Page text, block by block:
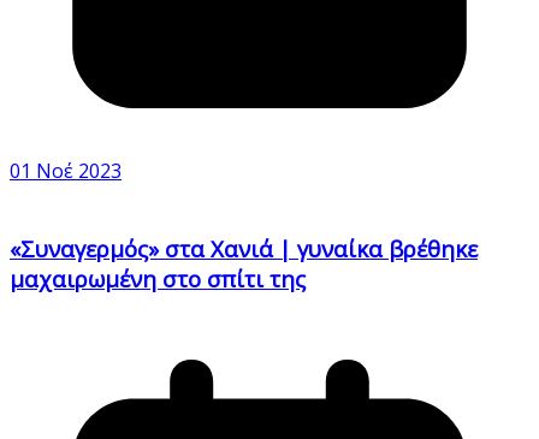
01 Νοέ 2023
«Συναγερμός» στα Χανιά | γυναίκα βρέθηκε
μαχαιρωμένη στο σπίτι της